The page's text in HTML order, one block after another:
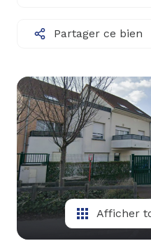
estimation
gestion
syndic
nos
agences
Partager ce bien
Afficher